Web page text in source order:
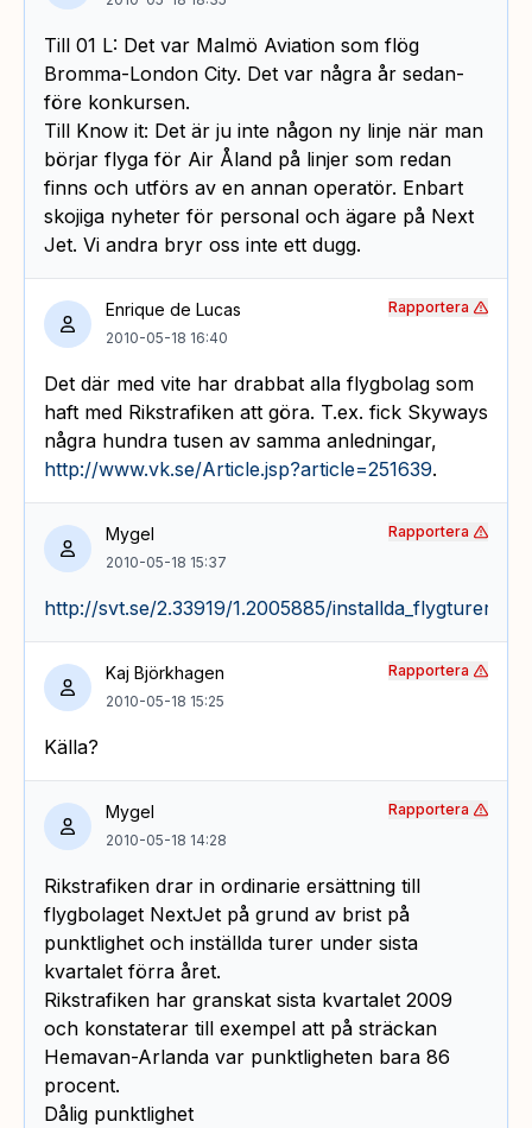
Till 01 L: Det var Malmö Aviation som flög
Bromma-London City. Det var några år sedan-
före konkursen.
Till Know it: Det är ju inte någon ny linje när man
börjar flyga för Air Åland på linjer som redan
finns och utförs av en annan operatör. Enbart
skojiga nyheter för personal och ägare på Next
Jet. Vi andra bryr oss inte ett dugg.
Enrique de Lucas
2010-05-18 16:40
Det där med vite har drabbat alla flygbolag som
haft med Rikstrafiken att göra. T.ex. fick Skyways
några hundra tusen av samma anledningar,
http://www.vk.se/Article.jsp?article=251639.
Rapportera
Mygel
2010-05-18 15:37
http://svt.se/2.33919/1.2005885/
Rapportera
Kaj Björkhagen
2010-05-18 15:25
Källa?
Rapportera
Mygel
2010-05-18 14:28
Rikstrafiken drar in ordinarie ersättning till
flygbolaget NextJet på grund av brist på
punktlighet och inställda turer under sista
kvartalet förra året.
Rikstrafiken har granskat sista kvartalet 2009
och konstaterar till exempel att på sträckan
Hemavan-Arlanda var punktligheten bara 86
procent.
Dålig punktlighet
Rapportera